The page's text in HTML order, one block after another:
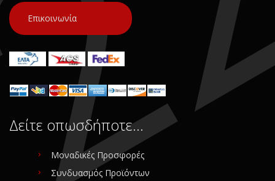
Επικοινωνία
Δείτε οπωσδήποτε…
Μοναδικές Προσφορές
Συνδυασμός Προϊόντων